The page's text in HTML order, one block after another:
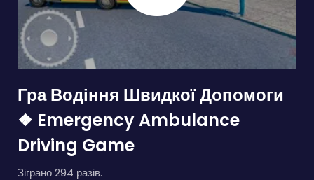
Гра Водіння Швидкої Допомоги
❖ Emergency Ambulance
Driving Game
Зіграно 294 разів.